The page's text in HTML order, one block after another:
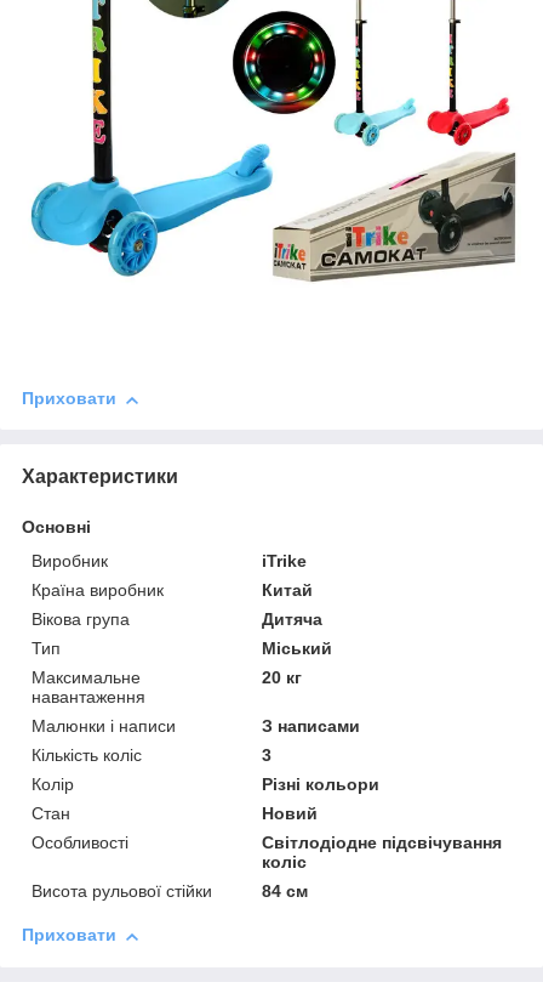
Приховати
Характеристики
Основні
Виробник
iTrike
Країна виробник
Китай
Вікова група
Дитяча
Тип
Міський
Максимальне
навантаження
20 кг
Малюнки і написи
З написами
Кількість коліс
3
Колір
Різні кольори
Стан
Новий
Особливості
Світлодіодне підсвічування
коліс
Висота рульової стійки
84 см
Приховати